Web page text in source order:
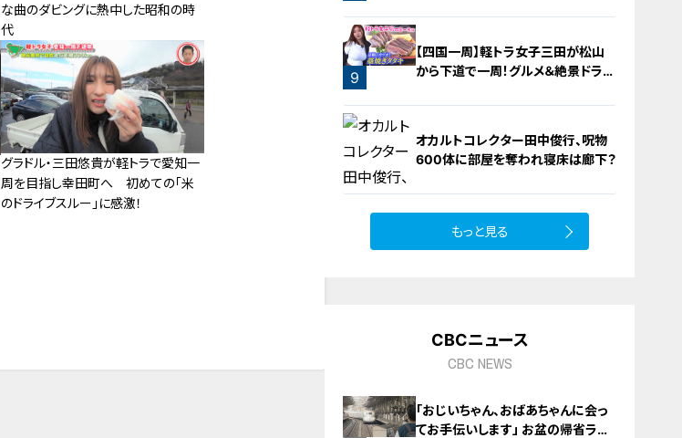
な曲のダビングに熱中した昭和の時
代
グラドル・三田悠貴が軽トラで愛知一
周を目指し幸田町へ 初めての「米
のドライブスルー」に感激！
7
9
【四国一周】軽トラ女子三田が松山
から下道で一周！グルメ＆絶景ドライ
オカルトコレクター田中俊行、呪物
600体に部屋を奪われ寝床は廊下？
もっと見る
CBCニュース
CBC NEWS
「おじいちゃん、おばあちゃんに会っ
てお手伝いします」 お盆の帰省ラッ